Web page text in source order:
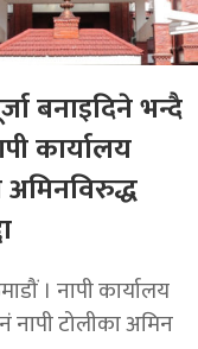
बनाइदिने भन्दै
कार्यालय
। नापी कार्यालय
नापी टोलीका अमिन